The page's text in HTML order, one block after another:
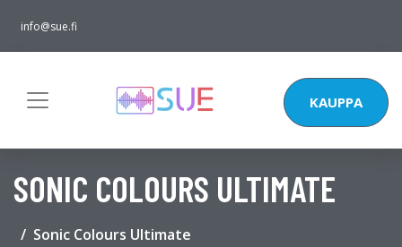
info@sue.fi
KAUPPA
SONIC COLOURS ULTIMATE
Sonic Colours Ultimate